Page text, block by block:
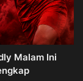
Malam Ini